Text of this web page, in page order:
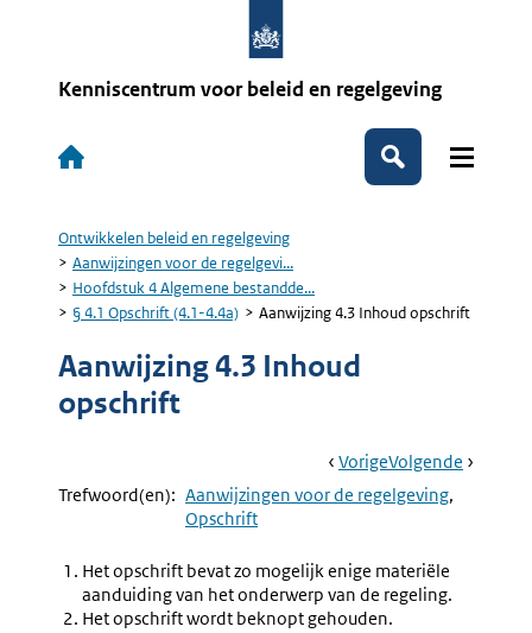
Kenniscentrum voor beleid en regelgeving
Hoofdnavigatie
Zoeken
Kruimelpad
Ontwikkelen beleid en regelgeving
Aanwijzingen voor de regelgevi...
Hoofdstuk 4 Algemene bestandde...
§ 4.1 Opschrift (4.1-4.4a)
Aanwijzing 4.3 Inhoud opschrift
Aanwijzing 4.3 Inhoud
opschrift
Book
Navigation
Ga
Naar
VorigePagina:
Aanwijzing
4.2
Ga
Naar
Volgende Pagina:
Trefwoord(en): Aanwijzingen voor de regelgeving
Opschrift
Het opschrift bevat zo mogelijk enige materiële
aanduiding van het onderwerp van de regeling.
Het opschrift wordt beknopt gehouden.